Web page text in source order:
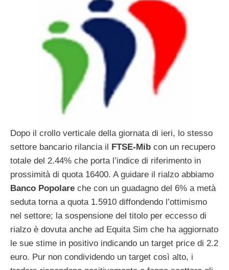
Dopo il crollo verticale della giornata di ieri, lo stesso
settore bancario rilancia il
FTSE-Mib con un recupero
totale del 2.44% che porta l’indice di riferimento in
prossimità di quota 16400. A guidare il rialzo abbiamo
Banco Popolare che con un guadagno del 6% a metà
seduta torna a quota 1.5910 diffondendo l’ottimismo
nel settore; la sospensione del titolo per eccesso di
rialzo è dovuta anche ad Equita Sim che ha aggiornato
le sue stime in positivo indicando un target price di 2.2
euro. Pur non condividendo un target così alto, i